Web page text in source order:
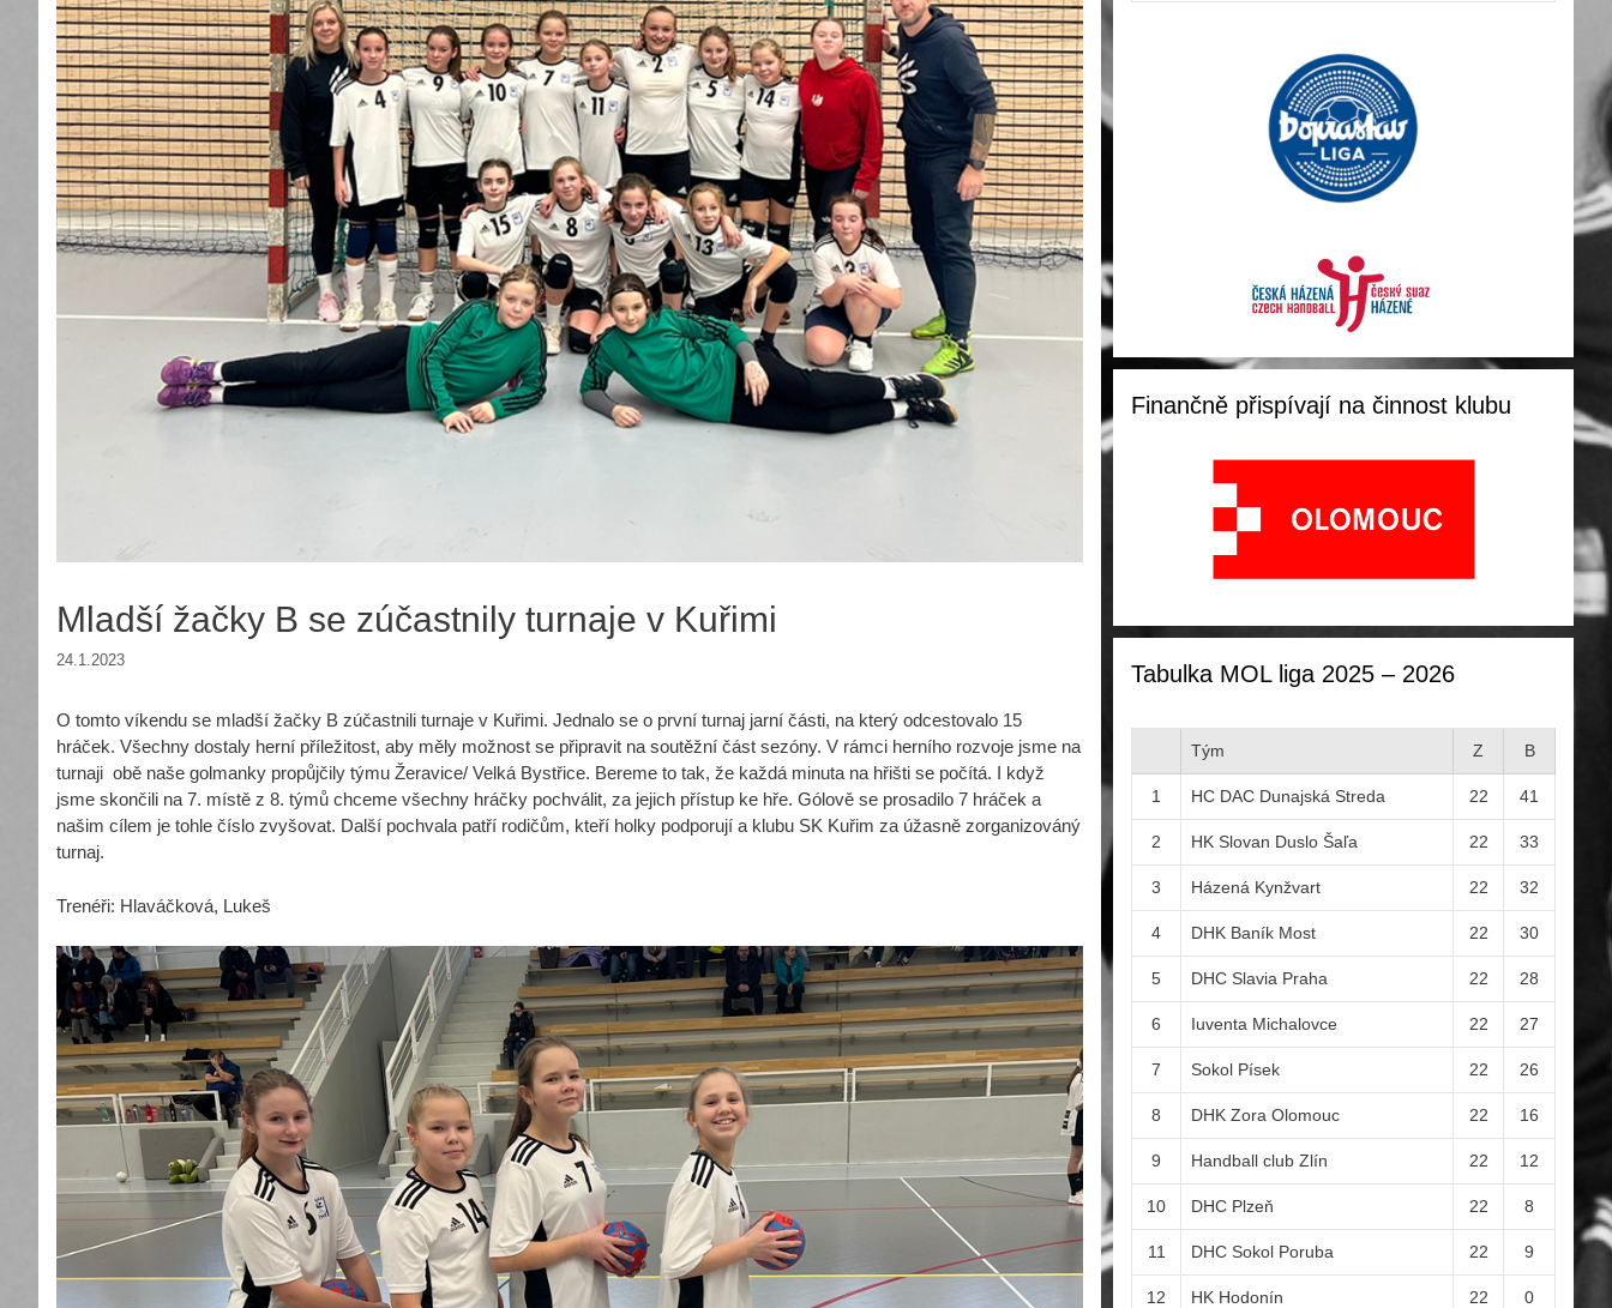
Mladší žačky B se zúčastnily turnaje v Kuřimi
24.1.2023
O tomto víkendu se mladší žačky B zúčastnili turnaje v Kuřimi. Jednalo se o první turnaj jarní části, na který odcestovalo 15
hráček. Všechny dostaly herní příležitost, aby měly možnost se připravit na soutěžní část sezóny. V rámci herního rozvoje jsme na
turnaji obě naše golmanky propůjčily týmu Žeravice/ Velká Bystřice. Bereme to tak, že každá minuta na hřišti se počítá. I když
jsme skončili na 7. místě z 8. týmů chceme všechny hráčky pochválit, za jejich přístup ke hře. Gólově se prosadilo 7 hráček a
našim cílem je tohle číslo zvyšovat. Další pochvala patří rodičům, kteří holky podporují a klubu SK Kuřim za úžasně zorganizováný
turnaj.
Trenéři: Hlaváčková, Lukeš
Finančně přispívají na činnost klubu
Tabulka MOL liga 2025 – 2026
Tým Z B
1 HC DAC Dunajská Streda 22 41
2 HK Slovan Duslo Šaľa 22 33
3 Házená Kynžvart 22 32
4 DHK Baník Most 22 30
5 DHC Slavia Praha 22 28
6 Iuventa Michalovce 22 27
7 Sokol Písek 22 26
8 DHK Zora Olomouc 22 16
9 Handball club Zlín 22 12
10 DHC Plzeň 22 8
11 DHC Sokol Poruba 22 9
12 HK Hodonín 22
0